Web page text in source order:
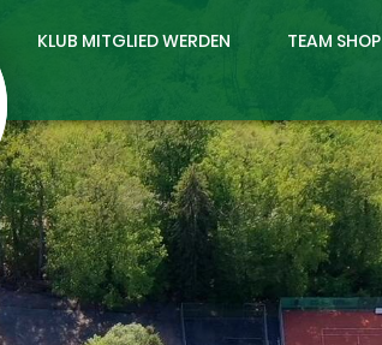
KLUB MITGLIED WERDEN TEAM SHOP